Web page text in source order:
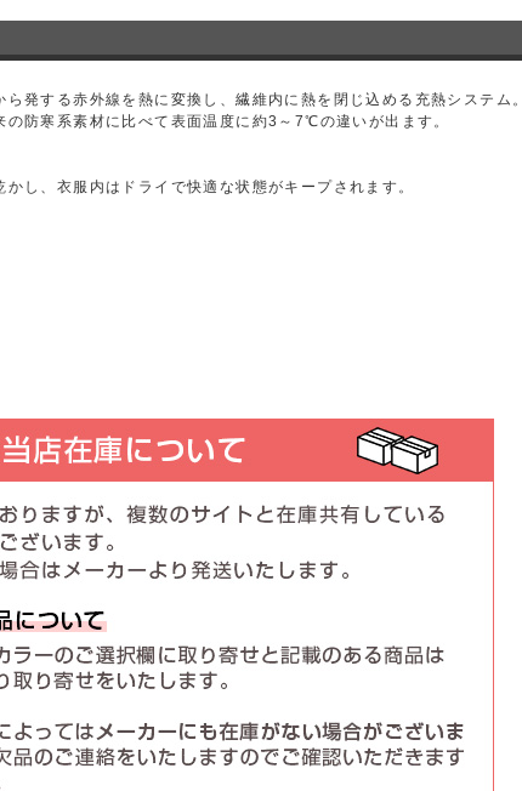
発する赤外線を熱に変換し、繊維内に熱を閉じ込める充熱システム。
防寒系素材に比べて表面温度に約3～7℃の違いが出ます。
し、衣服内はドライで快適な状態がキープされます。